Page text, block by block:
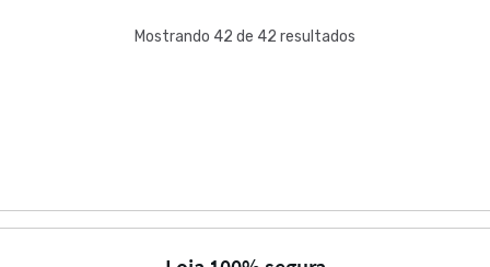
Mostrando 42 de 42 resultados